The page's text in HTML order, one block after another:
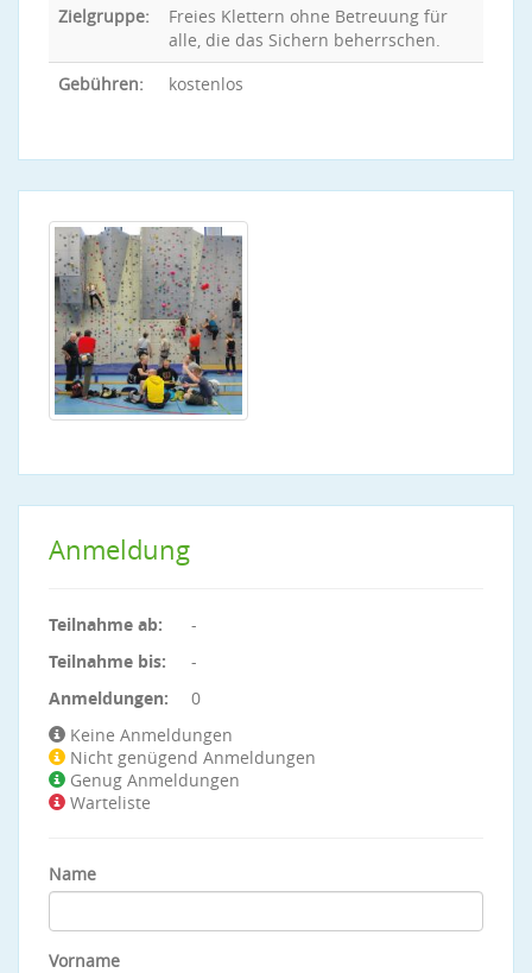
Zielgruppe:
Freies Klettern ohne Betreuung für
alle, die das Sichern beherrschen.
Gebühren:
kostenlos
Anmeldung
Teilnahme ab:
-
Teilnahme bis:
-
Anmeldungen:
0
Keine Anmeldungen
Nicht genügend Anmeldungen
Genug Anmeldungen
Warteliste
Name
Vorname